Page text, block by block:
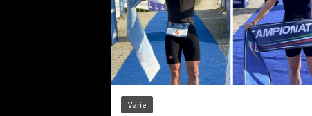
Varie